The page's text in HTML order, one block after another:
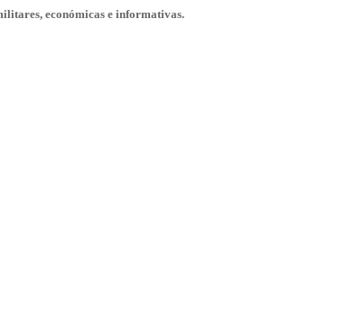
económicas e informativas.